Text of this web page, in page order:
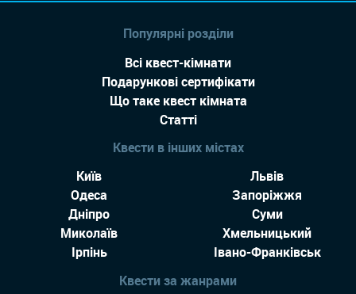
Популярні розділи
Всі квест-кімнати
Подарункові сертифікати
Що таке квест кімната
Статті
Квести в інших містах
Київ
Львів
Одеса
Запоріжжя
Дніпро
Суми
Миколаїв
Хмельницький
Ірпінь
Івано-Франківськ
Квести за жанрами